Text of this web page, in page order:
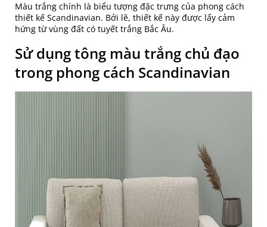
Màu trắng chính là biểu tượng đặc trưng của phong cách
thiết kế Scandinavian. Bởi lẽ, thiết kế này được lấy cảm
hứng từ vùng đất có tuyết trắng Bắc Âu.
Sử dụng tông màu trắng chủ đạo
trong phong cách Scandinavian